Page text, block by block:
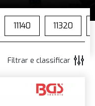
Filtrar e classificar